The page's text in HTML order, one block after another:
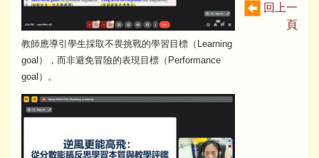
教師應導引學生採取不畏挑戰的學習目標（Learning
goal），而非避免冒險的表現目標（Performance
goal）。
回上一
頁